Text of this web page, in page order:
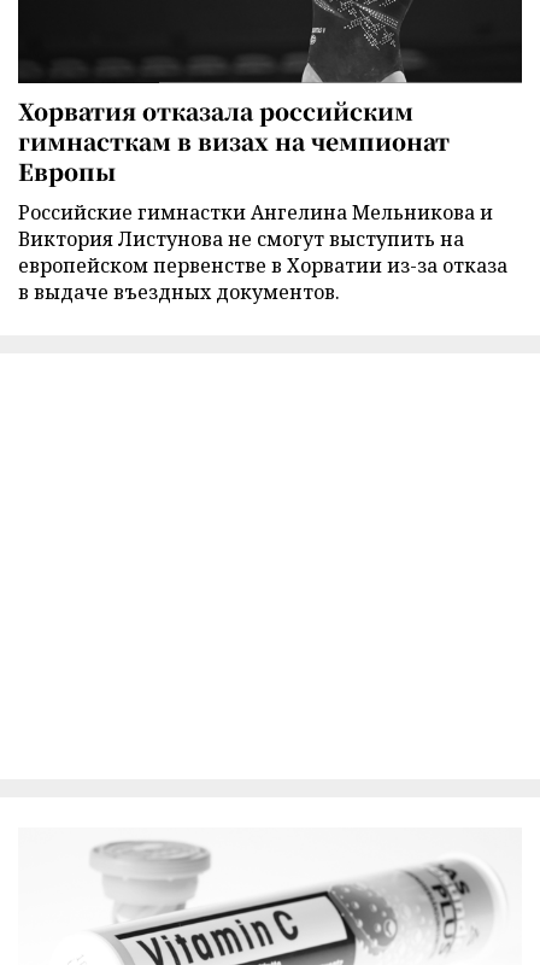
Хорватия отказала российским
гимнасткам в визах на чемпионат
Европы
Российские гимнастки Ангелина Мельникова и
Виктория Листунова не смогут выступить на
европейском первенстве в Хорватии из-за отказа
в выдаче въездных документов.